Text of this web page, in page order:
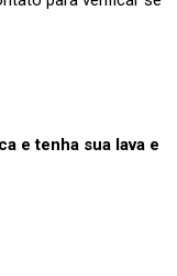
e tenha sua lava e